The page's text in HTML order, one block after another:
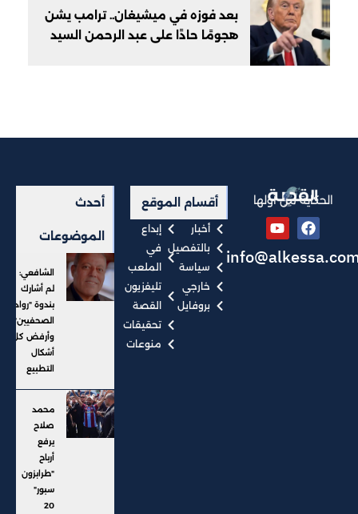
بعد فوزه في ميشيغان.. ترامب يشن
هجومًا حادًا على عبد الرحمن السيد
الحكاية من أولها أقسام الموقع
أخبار
بالتفصيل
سياسة
خارجي
بروفايل
إبداع
في
الملعب
تليفزيون
القصة
تحقيقات
منوعات
أحدث
الموضوعات
الشافعي:
لم أشارك
بندوة "رواد
الصحفيين"..
وأرفض كل
أشكال
التطبيع
محمد
صلاح
يرفع
أرباح
"طرابزون
سبور"
20